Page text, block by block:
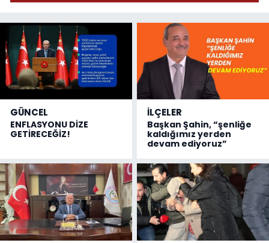
GÜNCEL
ENFLASYONU DİZE
GETİRECEĞİZ!
İLÇELER
Başkan Şahin, “şenliğe
kaldığımız yerden
devam ediyoruz”